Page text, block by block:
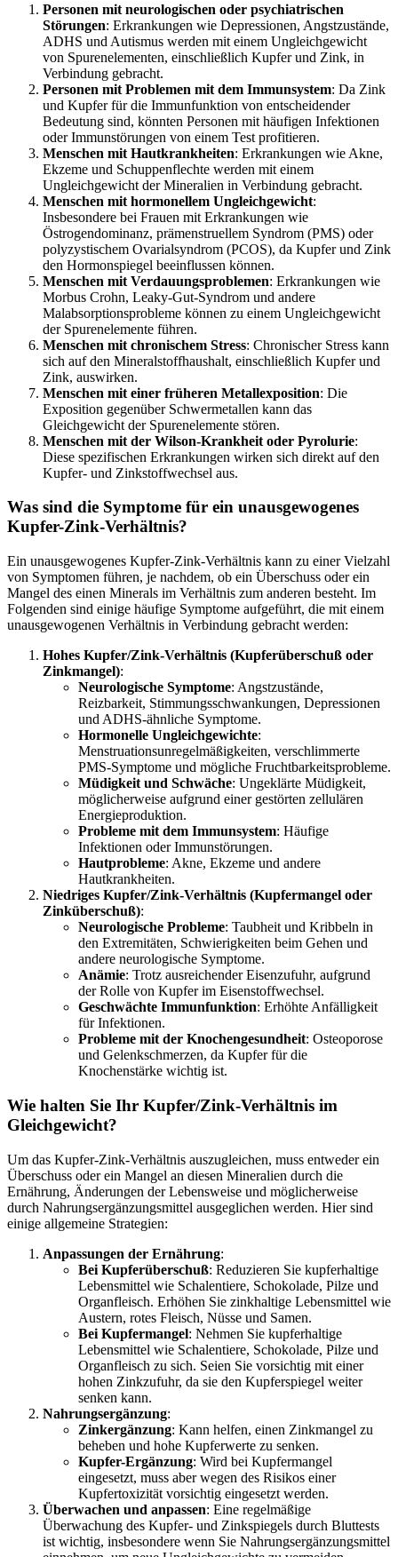
Personen mit neurologischen oder psychiatrischen
Störungen: Erkrankungen wie Depressionen, Angstzustände,
ADHS und Autismus werden mit einem Ungleichgewicht
von Spurenelementen, einschließlich Kupfer und Zink, in
Verbindung gebracht.
Personen mit Problemen mit dem Immunsystem: Da Zink
und Kupfer für die Immunfunktion von entscheidender
Bedeutung sind, könnten Personen mit häufigen Infektionen
oder Immunstörungen von einem Test profitieren.
Menschen mit Hautkrankheiten: Erkrankungen wie Akne,
Ekzeme und Schuppenflechte werden mit einem
Ungleichgewicht der Mineralien in Verbindung gebracht.
Menschen mit hormonellem Ungleichgewicht:
Insbesondere bei Frauen mit Erkrankungen wie
Östrogendominanz, prämenstruellem Syndrom (PMS) oder
polyzystischem Ovarialsyndrom (PCOS), da Kupfer und Zink
den Hormonspiegel beeinflussen können.
Menschen mit Verdauungsproblemen: Erkrankungen wie
Morbus Crohn, Leaky-Gut-Syndrom und andere
Malabsorptionsprobleme können zu einem Ungleichgewicht
der Spurenelemente führen.
Menschen mit chronischem Stress: Chronischer Stress kann
sich auf den Mineralstoffhaushalt, einschließlich Kupfer und
Zink, auswirken.
Menschen mit einer früheren Metallexposition: Die
Exposition gegenüber Schwermetallen kann das
Gleichgewicht der Spurenelemente stören.
Menschen mit der Wilson-Krankheit oder Pyrolurie:
Diese spezifischen Erkrankungen wirken sich direkt auf den
Kupfer- und Zinkstoffwechsel aus.
Was sind die Symptome für ein unausgewogenes
Kupfer-Zink-Verhältnis?
Ein unausgewogenes Kupfer-Zink-Verhältnis kann zu einer Vielzahl
von Symptomen führen, je nachdem, ob ein Überschuss oder ein
Mangel des einen Minerals im Verhältnis zum anderen besteht. Im
Folgenden sind einige häufige Symptome aufgeführt, die mit einem
unausgewogenen Verhältnis in Verbindung gebracht werden:
Hohes Kupfer/Zink-Verhältnis (Kupferüberschuß oder
Zinkmangel):
Neurologische Symptome: Angstzustände,
Reizbarkeit, Stimmungsschwankungen, Depressionen
und ADHS-ähnliche Symptome.
Hormonelle Ungleichgewichte:
Menstruationsunregelmäßigkeiten, verschlimmerte
PMS-Symptome und mögliche Fruchtbarkeitsprobleme.
Müdigkeit und Schwäche: Ungeklärte Müdigkeit,
möglicherweise aufgrund einer gestörten zellulären
Energieproduktion.
Probleme mit dem Immunsystem: Häufige
Infektionen oder Immunstörungen.
Hautprobleme: Akne, Ekzeme und andere
Hautkrankheiten.
Niedriges Kupfer/Zink-Verhältnis (Kupfermangel oder
Zinküberschuß):
Neurologische Probleme: Taubheit und Kribbeln in
den Extremitäten, Schwierigkeiten beim Gehen und
andere neurologische Symptome.
Anämie: Trotz ausreichender Eisenzufuhr, aufgrund
der Rolle von Kupfer im Eisenstoffwechsel.
Geschwächte Immunfunktion: Erhöhte Anfälligkeit
für Infektionen.
Probleme mit der Knochengesundheit: Osteoporose
und Gelenkschmerzen, da Kupfer für die
Knochenstärke wichtig ist.
Wie halten Sie Ihr Kupfer/Zink-Verhältnis im
Gleichgewicht?
Um das Kupfer-Zink-Verhältnis auszugleichen, muss entweder ein
Überschuss oder ein Mangel an diesen Mineralien durch die
Ernährung, Änderungen der Lebensweise und möglicherweise
durch Nahrungsergänzungsmittel ausgeglichen werden. Hier sind
einige allgemeine Strategien:
Anpassungen der Ernährung:
Bei Kupferüberschuß: Reduzieren Sie kupferhaltige
Lebensmittel wie Schalentiere, Schokolade, Pilze und
Organfleisch. Erhöhen Sie zinkhaltige Lebensmittel wie
Austern, rotes Fleisch, Nüsse und Samen.
Bei Kupfermangel: Nehmen Sie kupferhaltige
Lebensmittel wie Schalentiere, Schokolade, Pilze und
Organfleisch zu sich. Seien Sie vorsichtig mit einer
hohen Zinkzufuhr, da sie den Kupferspiegel weiter
senken kann.
Nahrungsergänzung:
Zinkergänzung: Kann helfen, einen Zinkmangel zu
beheben und hohe Kupferwerte zu senken.
Kupfer-Ergänzung: Wird bei Kupfermangel
eingesetzt, muss aber wegen des Risikos einer
Kupfertoxizität vorsichtig eingesetzt werden.
Überwachen und anpassen: Eine regelmäßige
Überwachung des Kupfer- und Zinkspiegels durch Bluttests
ist wichtig, insbesondere wenn Sie Nahrungsergänzungsmittel